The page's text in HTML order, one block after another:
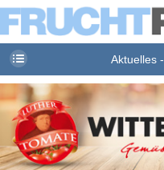
Aktuelles